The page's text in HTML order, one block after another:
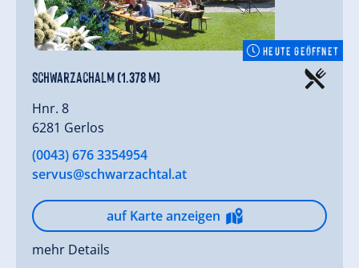
HEUTE GEÖFFNET
Schwarzachalm (1.378 m)
Hnr. 8
6281 Gerlos
(0043) 676 3354954
servus@schwarzachtal.at
auf Karte anzeigen
mehr Details